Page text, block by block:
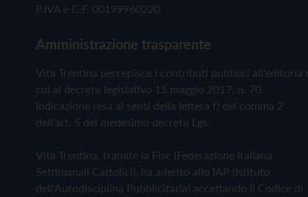
P.IVA e C.F. 00199960220
Amministrazione trasparente
Vita Trentina percepisce i contributi pubblici all'editoria
cui al decreto legislativo 15 maggio 2017, n. 70.
Indicazione resa ai sensi della lettera f) del comma 2
dell'art. 5 del medesimo decreto Lgs.
Vita Trentina, tramite la Fisc (Federazione Italiana
Settimanali Cattolici), ha aderito allo IAP (Istituto
dell'Autodisciplina Pubblicitaria) accettando il Codice di